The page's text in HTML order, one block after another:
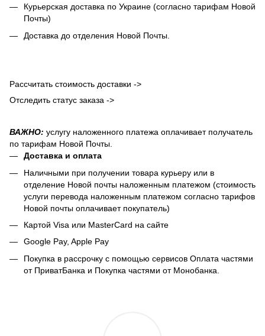
Курьерская доставка по Украине (согласно тарифам Новой
Почты)
Доставка до отделения Новой Почты.
Рассчитать стоимость доставки ->
Отследить статус заказа ->
ВАЖНО: услугу наложенного платежа оплачивает получатель
по тарифам Новой Почты.
Доставка и оплата
Наличными при получении товара курьеру или в
отделение Новой почты наложенным платежом (стоимость
услуги перевода наложенным платежом согласно тарифов
Новой почты оплачивает покупатель)
Картой Visa или MasterCard на сайте
Google Pay, Apple Pay
Покупка в рассрочку с помощью сервисов Оплата частями
от ПриватБанка и Покупка частями от Монобанка.